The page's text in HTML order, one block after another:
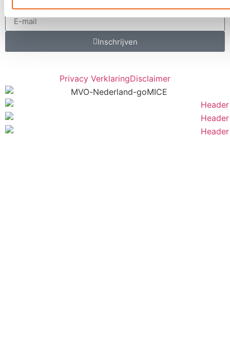
Inschrijven
Privacy VerklaringDisclaimer